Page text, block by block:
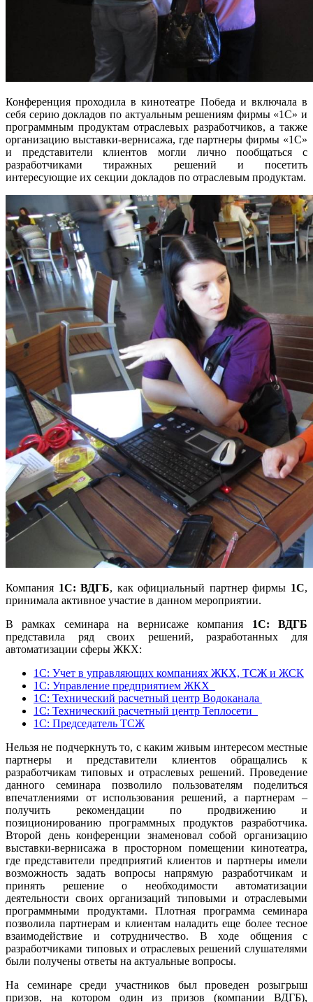
Конференция проходила в кинотеатре Победа и включала в
себя серию докладов по актуальным решениям фирмы «1С» и
программным продуктам отраслевых разработчиков, а также
организацию выставки-вернисажа, где партнеры фирмы «1С»
и представители клиентов могли лично пообщаться с
разработчиками тиражных решений и посетить
интересующие их секции докладов по отраслевым продуктам.
Компания 1С: ВДГБ, как официальный партнер фирмы 1С,
принимала активное участие в данном мероприятии.
В рамках семинара на вернисаже компания 1С: ВДГБ
представила ряд своих решений, разработанных для
автоматизации сферы ЖКХ:
1С: Учет в управляющих компаниях ЖКХ, ТСЖ и ЖСК
1С: Управление предприятием ЖКХ
1С: Технический расчетный центр Водоканала
1С: Технический расчетный центр Теплосети
1С: Председатель ТСЖ
Нельзя не подчеркнуть то, с каким живым интересом местные
партнеры и представители клиентов обращались к
разработчикам типовых и отраслевых решений. Проведение
данного семинара позволило пользователям поделиться
впечатлениями от использования решений, а партнерам –
получить рекомендации по продвижению и
позиционированию программных продуктов разработчика.
Второй день конференции знаменовал собой организацию
выставки-вернисажа в просторном помещении кинотеатра,
где представители предприятий клиентов и партнеры имели
возможность задать вопросы напрямую разработчикам и
принять решение о необходимости автоматизации
деятельности своих организаций типовыми и отраслевыми
программными продуктами. Плотная программа семинара
позволила партнерам и клиентам наладить еще более тесное
взаимодействие и сотрудничество. В ходе общения с
разработчиками типовых и отраслевых решений слушателями
были получены ответы на актуальные вопросы.
На семинаре среди участников был проведен розыгрыш
призов, на котором один из призов (компании ВДГБ),